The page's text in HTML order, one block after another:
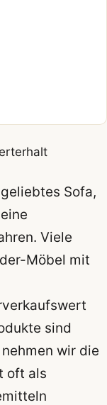
Sofa,
Viele
Möbel mit
sind
wir die
oft als